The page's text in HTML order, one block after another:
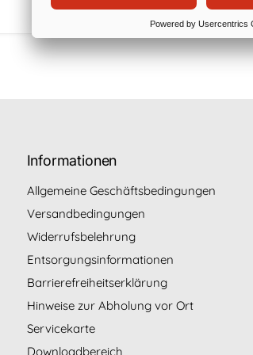
Informationen
Allgemeine Geschäftsbedingungen
Versandbedingungen
Widerrufsbelehrung
Entsorgungsinformationen
Barrierefreiheitserklärung
Hinweise zur Abholung vor Ort
Servicekarte
Downloadbereich